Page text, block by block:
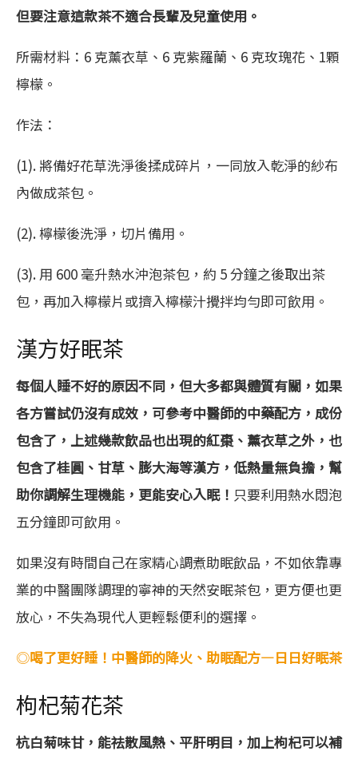
但要注意這款茶不適合長輩及兒童使用。
所需材料：6 克薰衣草、6 克紫羅蘭、6 克玫瑰花、1顆
檸檬。
作法：
(1). 將備好花草洗淨後揉成碎片，一同放入乾淨的紗布
內做成茶包。
(2). 檸檬後洗淨，切片備用。
(3). 用 600 毫升熱水沖泡茶包，約 5 分鐘之後取出茶
包，再加入檸檬片或擠入檸檬汁攪拌均勻即可飲用。
漢方好眠茶
每個人睡不好的原因不同，但大多都與體質有關，如果
各方嘗試仍沒有成效，可參考中醫師的中藥配方，成份
包含了，上述幾款飲品也出現的紅棗、薰衣草之外，也
包含了桂圓、甘草、膨大海等漢方，低熱量無負擔，幫
助你調解生理機能，更能安心入眠！ 只要利用熱水悶泡
五分鐘即可飲用。
如果沒有時間自己在家精心調煮助眠飲品，不如依靠專
業的中醫團隊調理的寧神的天然安眠茶包，更方便也更
放心，不失為現代人更輕鬆便利的選擇。
◎喝了更好睡！中醫師的降火、助眠配方—日日好眠茶
枸杞菊花茶
杭白菊味甘，能祛散風熱、平肝明目，加上枸杞可以補